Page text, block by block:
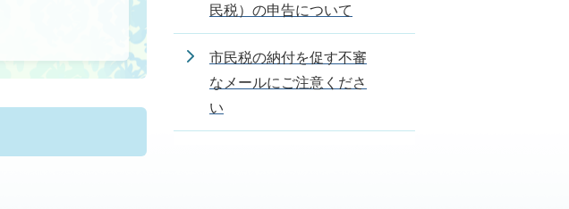
民税）の申告について
市民税の納付を促す不審
なメールにご注意くださ
い